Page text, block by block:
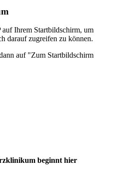
Ihrem Startbildschirm, um
darauf zugreifen zu können.
auf "Zum Startbildschirm
beginnt hier